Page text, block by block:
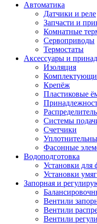
Автоматика
Датчики и реле
Запчасти и
Комнатные
Сервоприводы
Термостаты
Аксессуары и
Изоляция
Крепёж
Пластиковые
Системы
Счетчики
Фасонные
Водоподготовка
Установки для
Установки
Запорная и
Вентили
Вентили
Вентили